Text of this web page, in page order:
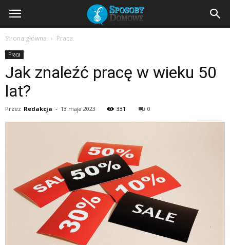
SposobyDomowe.pl
Strona główna Praca
Praca
Jak znaleźć pracę w wieku 50
lat?
Przez Redakcja - 13 maja 2023 331 0